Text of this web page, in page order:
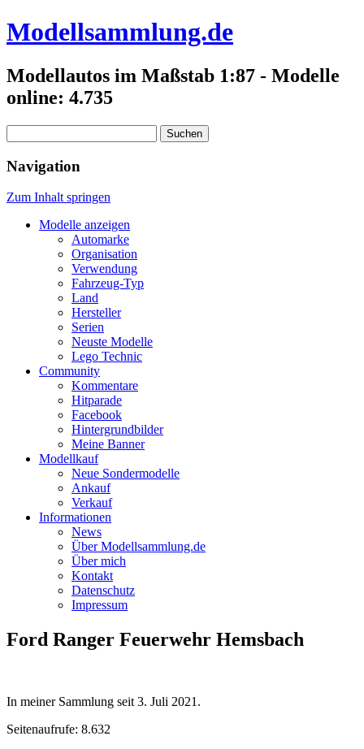
Modellsammlung.de
Modellautos im Maßstab 1:87 - Modelle
online: 4.735
nach:
Navigation
Zum Inhalt springen
Modelle anzeigen
Automarke
Organisation
Verwendung
Fahrzeug-Typ
Land
Hersteller
Serien
Neuste Modelle
Lego Technic
Community
Kommentare
Hitparade
Facebook
Hintergrundbilder
Meine Banner
Modellkauf
Neue Sondermodelle
Ankauf
Verkauf
Informationen
News
Über Modellsammlung.de
Über mich
Kontakt
Datenschutz
Impressum
Ford Ranger Feuerwehr Hemsbach
In meiner Sammlung seit 3. Juli 2021 .
Seitenaufrufe: 8.632